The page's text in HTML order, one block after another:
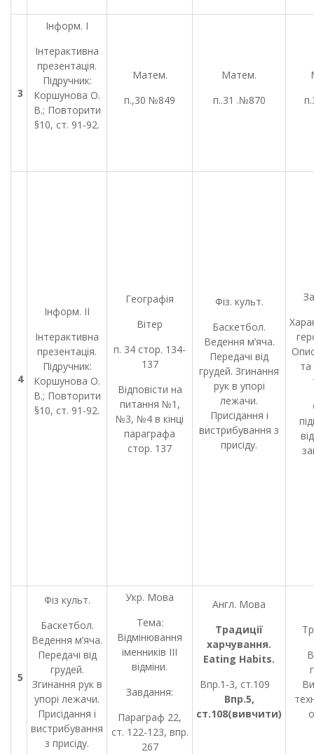
3
Інформ. І
Інтерактивна
презентація.
Підручник:
Коршунова О.
В.; Повторити
§10, ст. 91-92.
Матем.
п.,30 №849
Матем.
п..31 .№870
4
Інформ. ІІ
Інтерактивна
презентація.
Підручник:
Коршунова О.
В.; Повторити
§10, ст. 91-92.
Географія
Вітер
п. 34 стор. 134-
137
Відповісти на
питання №1,
№3, №4 в кінці
параграфа
стор. 137
Фіз. культ.
Баскетбол.
Ведення м’яча.
Передачі від
грудей. Згинання
рук в упорі
лежачи.
Присідання і
вистрибування з
присіду.
та
5
Фіз культ.
Баскетбол.
Ведення м’яча.
Передачі від
грудей.
Згинання рук в
упорі лежачи.
Присідання і
вистрибування
з присіду.
Укр. Мова
Тема:
Відмінювання
іменників ІІІ
відміни.
Завдання:
Параграф 22,
ст. 122-123, впр.
267
Англ. Мова
Традиції
харчування.
Eating Habits.
Впр.1-3, ст.109
Впр.5,
ст.108(вивчити)